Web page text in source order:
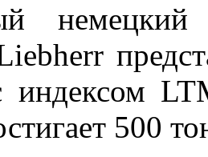
немецкий
индексом
500